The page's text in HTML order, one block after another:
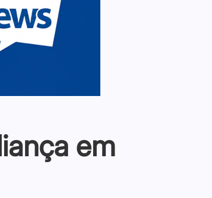
em